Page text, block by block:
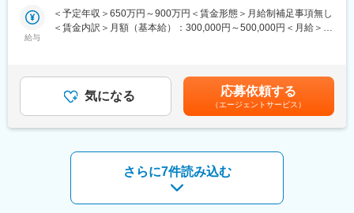
その後、取り扱いいただく製品研修・座学研修を経て配属開始と
なり、配属後もリモートで研修が受けられる独自のe-learningツー
■将来的なキャリア：
MR・機器営業として専門性を磨き、管理職を目指していただく方
社内公募制度も充実しておりますので、IQVIAが展開している他の
事業部への異動も可能です。
※病院の経営コンサル、医薬品メーカーのマーケティング支援、人
事担当者などの管理部門など
の方は応募前にカジュアル面談等も可能でございますので、是非
お気軽にご応募くださいませ！
～の4枠にて実施
＼IQVIAでMRとして働く魅力／
（１）充実の待遇：同業他社の中でも平均給与の高さや非課税の
日当の支給の他、退職金や団体保険制度、単身赴任手当や月1回の
帰省交通費の支給など福利厚生が充実しており、長期就業される
社員が多いのも特徴です。
給与
＜予定年収＞650万円～900万円＜賃金形態＞月給制補足事項無し
＜賃金内訳＞月額（基本給）：300,000円～500,000円＜月給＞
ジェクト稼働手当(35,000円)、外勤日当（1日1,500円／外勤3.5時
間以上）■変動賞与制（6月・12月・3月）※平均実績6ヶ月分■イン
センティブ：3月（対象者）賃金はあくまでも目安の金額であり、
選考を通じて上下する可能性があります。月給(月額)は固定手当を
気になる 応募依頼する
（エージェントサービス）
さらに7件読み込む